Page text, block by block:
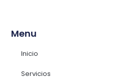
Menu
Inicio
Servicios